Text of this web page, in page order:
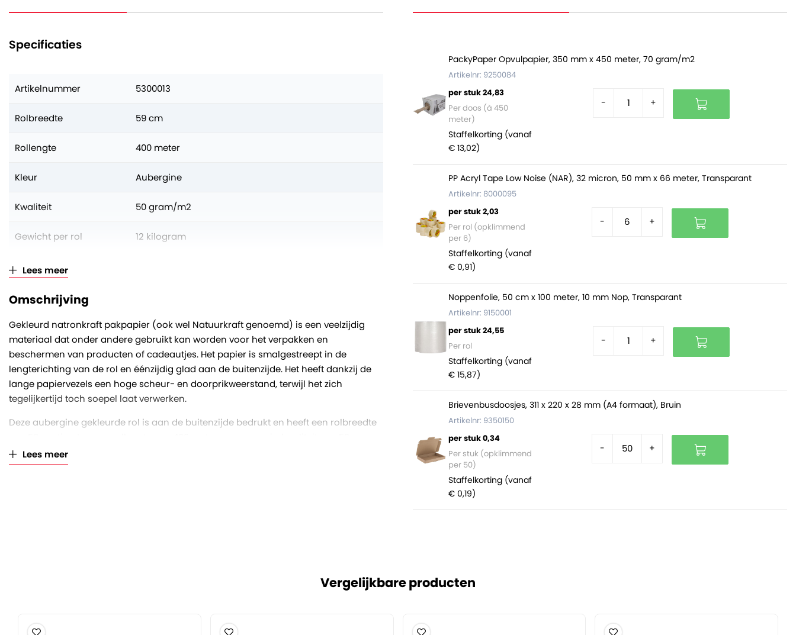
Specificaties
Artikelnummer 5300013
Rolbreedte 59 cm
Rollengte 400 meter
Kleur Aubergine
Kwaliteit 50 gram/m2
Gewicht per rol 12 kilogram
Aantal op volle pallet
Verkoopeenheid
Lees meer
Omschrijving
Gekleurd natronkraft pakpapier (ook wel Natuurkraft genoemd) is een veelzijdig
materiaal dat onder andere gebruikt kan worden voor het verpakken en
beschermen van producten of cadeautjes. Het papier is smalgestreept in de
lengterichting van de rol en éénzijdig glad aan de buitenzijde. Het heeft dankzij de
lange papiervezels een hoge scheur- en doorprikweerstand, terwijl het zich
tegelijkertijd toch soepel laat verwerken.
Deze aubergine gekleurde rol is aan de buitenzijde bedrukt en heeft een rolbreedte
gram/m2. Des te hoger het grammage, des te sterker en dikker is het papier. Het
asgat van de koker heeft een diameter van 57 millimeter. Wij leveren de rollen
Is een uitstekende keuze voor het verpakken van je producten en cadeautjes.
Lees meer
PackyPaper Opvulpapier, 350 mm x 450 meter, 70 gram/m2
Artikelnr: 9250084
per stuk 24,83
Per doos (à 450
meter)
Staffelkorting (vanaf
€ 13,02)
- +
PP Acryl Tape Low Noise (NAR), 32 micron, 50 mm x 66 meter, Transparant
Artikelnr: 8000095
per stuk 2,03
Per rol (opklimmend
per 6)
Staffelkorting (vanaf
€ 0,91)
- +
Noppenfolie, 50 cm x 100 meter, 10 mm Nop, Transparant
Artikelnr: 9150001
per stuk 24,55
Per rol
Staffelkorting (vanaf
€ 15,87)
- +
Brievenbusdoosjes, 311 x 220 x 28 mm (A4 formaat), Bruin
Artikelnr: 9350150
per stuk 0,34
Per stuk (opklimmend
per 50)
Staffelkorting (vanaf
€ 0,19)
- +
Vergelijkbare producten